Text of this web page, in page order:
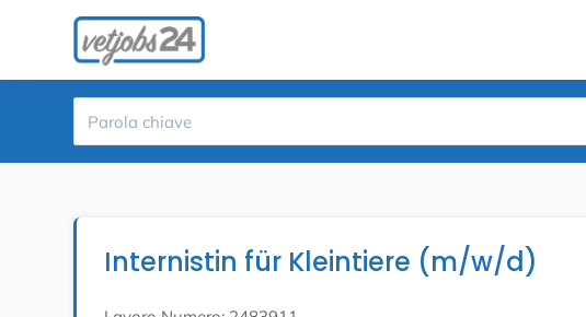
Internistin für Kleintiere (m/w/d)